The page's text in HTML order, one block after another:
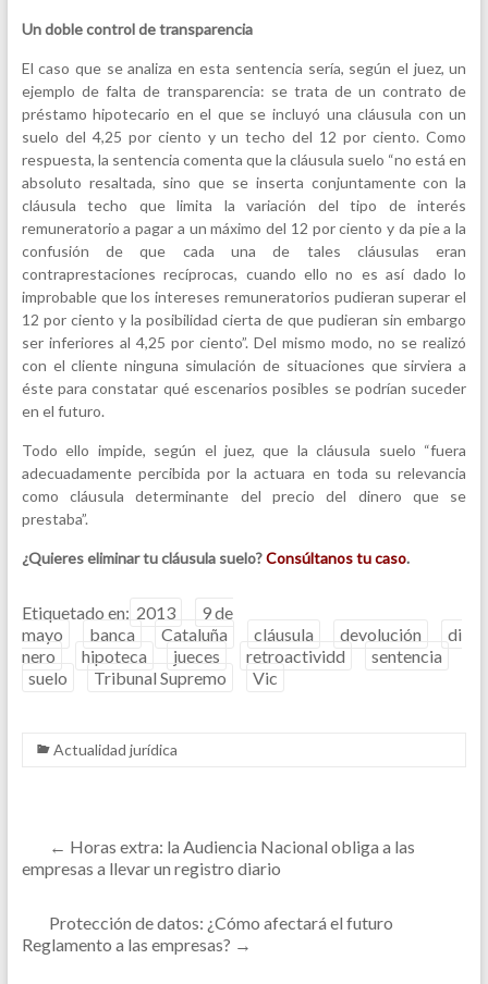
Un doble control de transparencia
El caso que se analiza en esta sentencia sería, según el juez, un
ejemplo de falta de transparencia: se trata de un contrato de
préstamo hipotecario en el que se incluyó una cláusula con un
suelo del 4,25 por ciento y un techo del 12 por ciento. Como
respuesta, la sentencia comenta que la cláusula suelo “no está en
absoluto resaltada, sino que se inserta conjuntamente con la
cláusula techo que limita la variación del tipo de interés
remuneratorio a pagar a un máximo del 12 por ciento y da pie a la
confusión de que cada una de tales cláusulas eran
contraprestaciones recíprocas, cuando ello no es así dado lo
improbable que los intereses remuneratorios pudieran superar el
12 por ciento y la posibilidad cierta de que pudieran sin embargo
ser inferiores al 4,25 por ciento”. Del mismo modo, no se realizó
con el cliente ninguna simulación de situaciones que sirviera a
éste para constatar qué escenarios posibles se podrían suceder
en el futuro.
Todo ello impide, según el juez, que la cláusula suelo “fuera
adecuadamente percibida por la actuara en toda su relevancia
como cláusula determinante del precio del dinero que se
prestaba”.
¿Quieres eliminar tu cláusula suelo?Consúltanos tu caso.
Etiquetado en: 2013
9 de
mayo
banca Cataluña cláusula devolución
di
nero
hipoteca jueces retroactividd
sentencia
suelo
Tribunal Supremo Vic
Actualidad jurídica
← Horas extra: la Audiencia Nacional obliga a las
empresas a llevar un registro diario
Protección de datos: ¿Cómo afectará el futuro
Reglamento a las empresas? →